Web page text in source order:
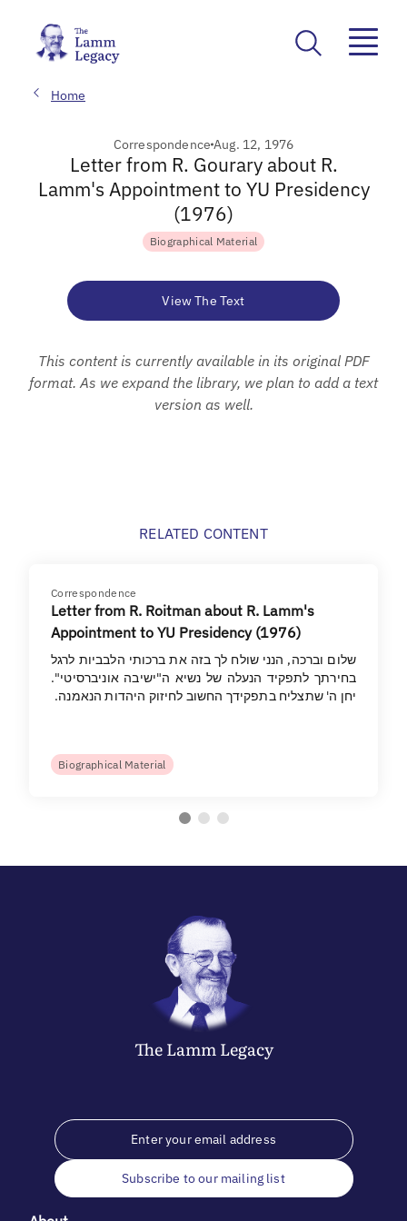
Home
CorrespondenceAug. 12, 1976
Letter from R. Gourary about R.
Lamm's Appointment to YU Presidency
(1976)
Biographical Material
View The Text
This content is currently available in its original PDF
format. As we expand the library, we plan to add a text
version as well.
RELATED CONTENT
Correspondence
Letter from R. Roitman about R. Lamm's
Appointment to YU Presidency (1976)
שלום וברכה, הנני שולח לך בזה את ברכותי הלבביות לרגל
בחירתך לתפקיד הנעלה של נשיא ה"ישיבה אוניברסיטי".
יחן ה' שתצליח בתפקידך החשוב לחיזוק היהדות הנאמנה.
Biographical Material
The LammLegacy
Subscribe to our mailing list